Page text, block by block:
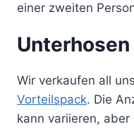
einer zweiten
Wir verkaufen all
Vorteilspack. Die
kann variieren,